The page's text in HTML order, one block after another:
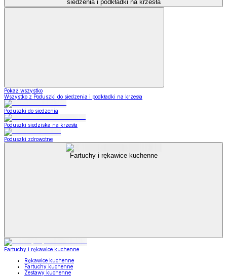
siedzenia i podkładki na krzesła
Pokaż wszystko
Wszystko z Poduszki do siedzenia i podkładki na krzesła
Poduszki do siedzenia
Poduszki siedziska na krzesła
Poduszki zdrowotne
Fartuchy i rękawice kuchenne
Fartuchy i rękawice kuchenne
Rękawice kuchenne
Fartuchy kuchenne
Zestawy kuchenne